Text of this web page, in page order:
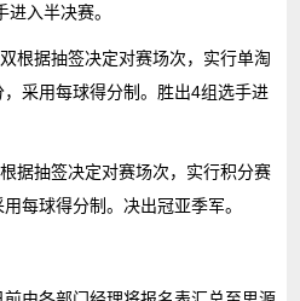
入半决赛。
根据抽签决定对赛场次，实行单淘
采用每球得分制。胜出4组选手进
据抽签决定对赛场次，实行积分赛
每球得分制。决出冠亚季军。